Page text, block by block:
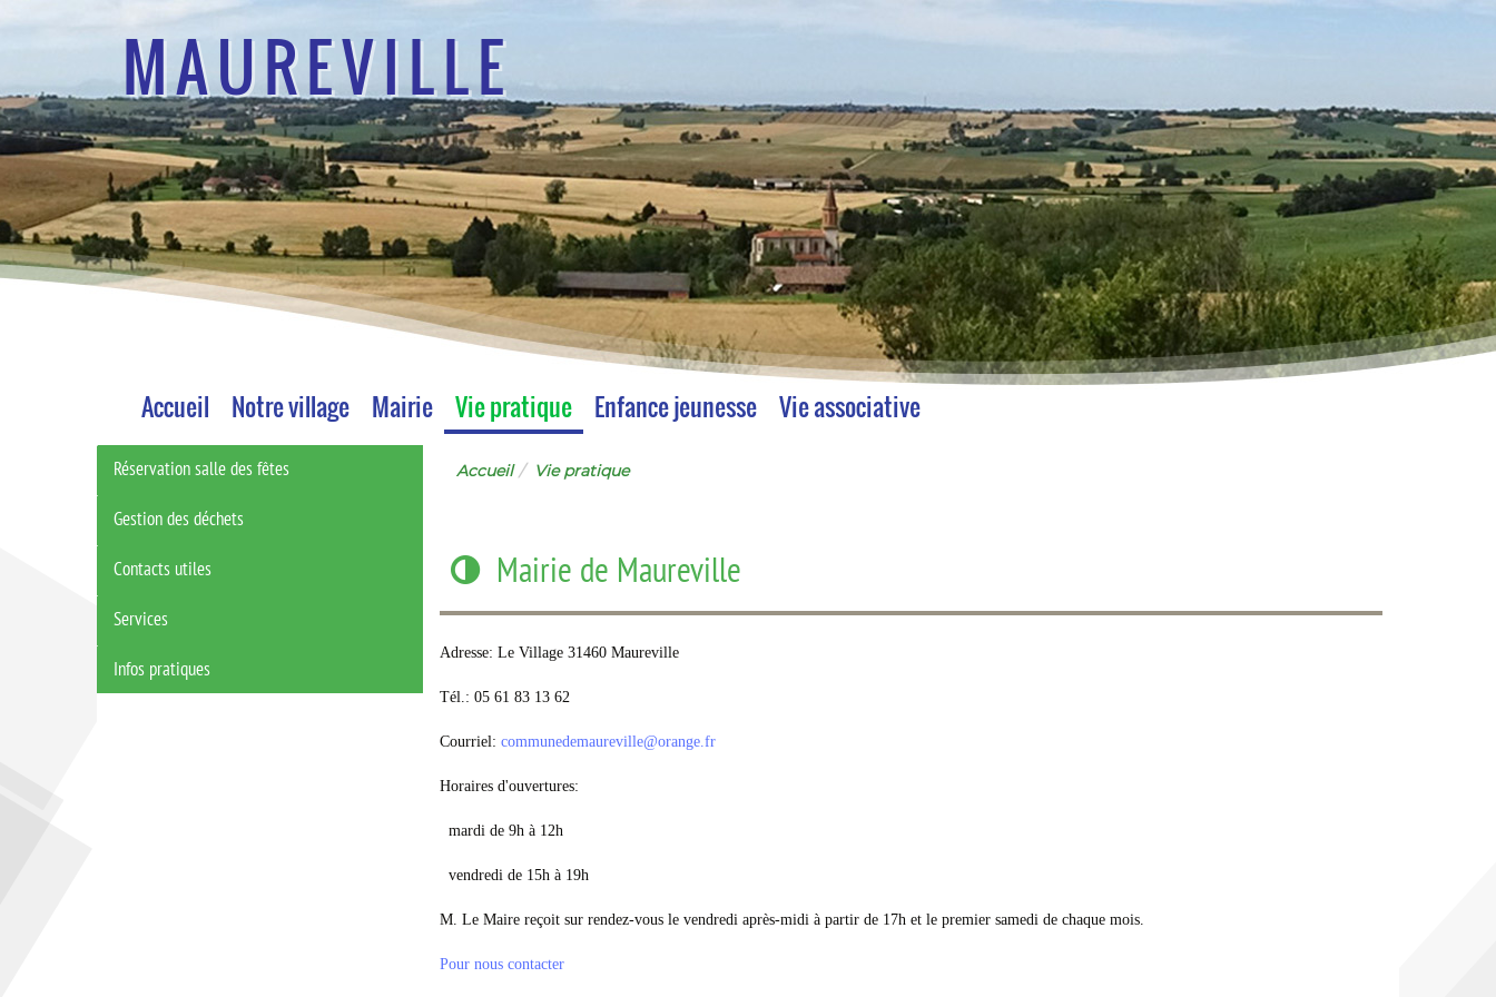
MAUREVILLE
Accueil Notre village Mairie Vie pratique Enfance jeunesse Vie associative
Accueil Vie pratique
Mairie de Maureville
Adresse: Le Village 31460 Maureville
Tél.: 05 61 83 13 62
Courriel: communedemaureville@orange.fr
Horaires d'ouvertures:
mardi de 9h à 12h
vendredi de 15h à 19h
M. Le Maire reçoit sur rendez-vous le vendredi après-midi à partir de 17h et le premier samedi de chaque mois.
Pour nous contacter
Réservation salle des fêtes
Gestion des déchets
Contacts utiles
Services
Infos pratiques